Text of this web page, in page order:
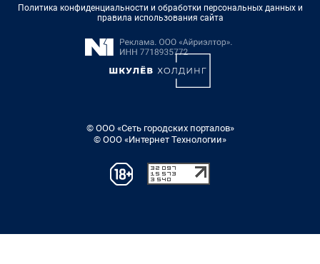
Политика конфиденциальности и обработки персональных данных и
правила использования сайта
© ООО «Сеть городских порталов»
© ООО «Интернет Технологии»